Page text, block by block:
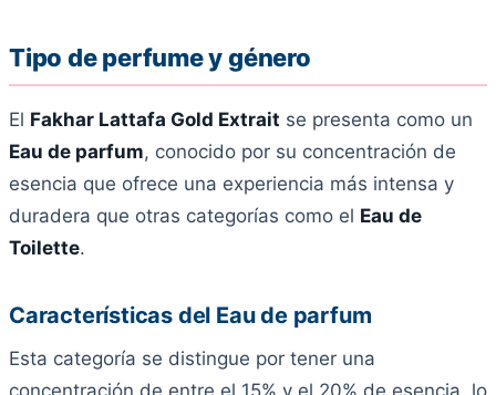
Tipo de perfume y género
El Fakhar Lattafa Gold Extrait se presenta como un
Eau de parfum, conocido por su concentración de
esencia que ofrece una experiencia más intensa y
duradera que otras categorías como el Eau de
Toilette.
Características del Eau de parfum
Esta categoría se distingue por tener una
concentración de entre el 15% y el 20% de esencia, lo